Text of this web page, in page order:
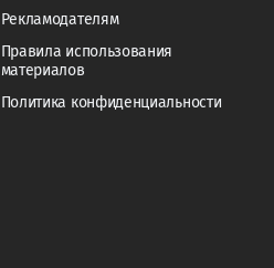
Рекламодателям
Правила использования
материалов
Политика конфиденциальности